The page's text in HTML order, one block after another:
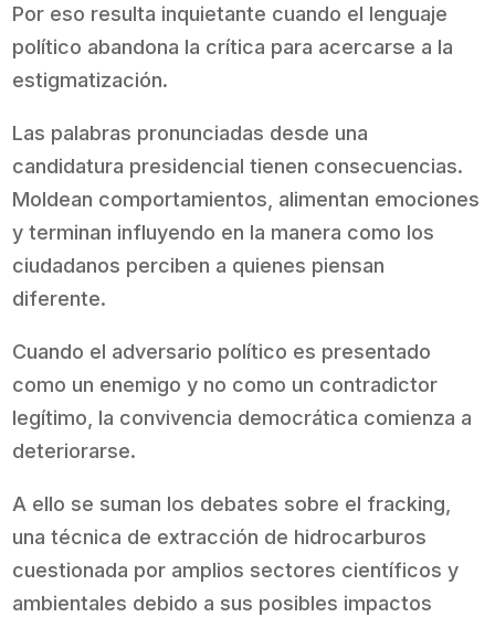
Por eso resulta inquietante cuando el lenguaje
político abandona la crítica para acercarse a la
estigmatización.
Las palabras pronunciadas desde una
candidatura presidencial tienen consecuencias.
Moldean comportamientos, alimentan emociones
y terminan influyendo en la manera como los
ciudadanos perciben a quienes piensan
diferente.
Cuando el adversario político es presentado
como un enemigo y no como un contradictor
legítimo, la convivencia democrática comienza a
deteriorarse.
A ello se suman los debates sobre el fracking,
una técnica de extracción de hidrocarburos
cuestionada por amplios sectores científicos y
ambientales debido a sus posibles impactos